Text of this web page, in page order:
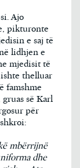
Ajo
pikturonte
e saj të
lidhjen e
mjedisit të
thelluar
famshme
së Karl
për
mbërrijnë
dhe